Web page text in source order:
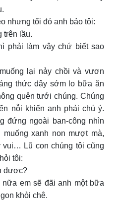
nhưng tối đó anh bảo tôi:
trên lầu.
phải làm vậy chứ biết sao
lại nảy chồi và vươn
thức dậy sớm lo bữa ăn
quên tưới chúng. Chúng
nỗi khiến anh phải chú ý.
đứng ngoài ban-công nhìn
muống xanh non mượt mà,
vui… Lũ con chúng tôi cũng
tôi:
được?
nữa em sẽ đãi anh một bữa
khỏi chê.